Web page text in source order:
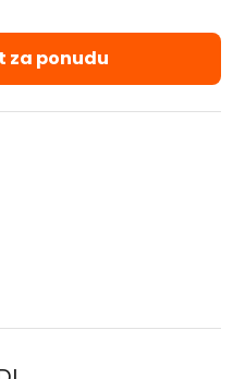
za ponudu